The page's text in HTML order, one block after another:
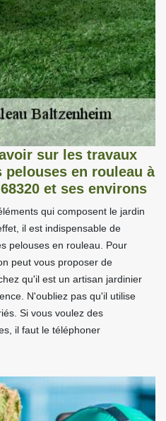
sur les travaux
pelouses en rouleau à
et ses environs
qui composent le jardin
il est indispensable de
pelouses en rouleau. Pour
peut vous proposer de
qu'il est un artisan jardinier
N'oubliez pas qu'il utilise
Si vous voulez des
il faut le téléphoner